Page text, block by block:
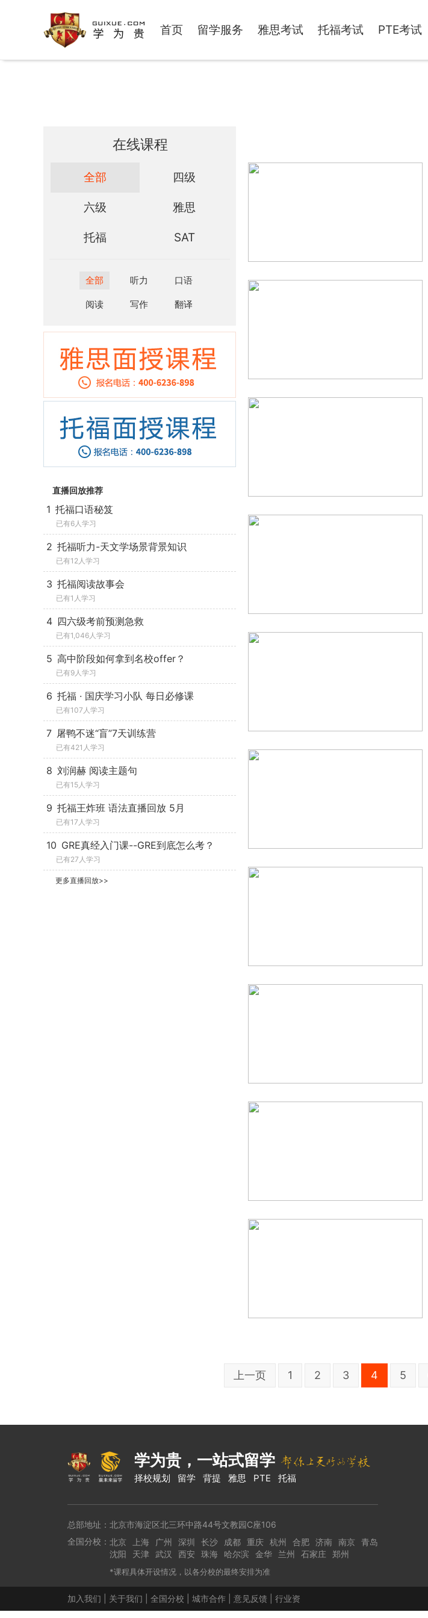
首页 留学服务 雅思考试 托福考试 PTE考试
在线课程
全部 四级
六级 雅思
托福 SAT
全部 听力 口语
阅读 写作 翻译
直播回放推荐
1 托福口语秘笈
已有6人学习
2 托福听力-天文学场景背景知识
已有12人学习
3 托福阅读故事会
已有1人学习
4 四六级考前预测急救
已有1,046人学习
5 高中阶段如何拿到名校offer？
已有9人学习
6 托福 · 国庆学习小队 每日必修课
已有107人学习
7 屠鸭不迷“盲”7天训练营
已有421人学习
8 刘润赫 阅读主题句
已有15人学习
9 托福王炸班 语法直播回放 5月
已有17人学习
10 GRE真经入门课--GRE到底怎么考？
已有27人学习
更多直播回放>>
上一页 1 2 3 4 5
学为贵，一站式留学
择校规划 留学 背提 雅思 PTE 托福
总部地址：北京市海淀区北三环中路44号文教园C座106
全国分校： 北京 上海 广州 深圳 长沙 成都 重庆 杭州 合肥 济南 南京
青岛
沈阳
天津 武汉 西安 珠海 哈尔滨 金华 兰州 石家庄 郑州
*课程具体开设情况，以各分校的最终安排为准
加入我们 关于我们 全国分校 城市合作 意见反馈 行业资